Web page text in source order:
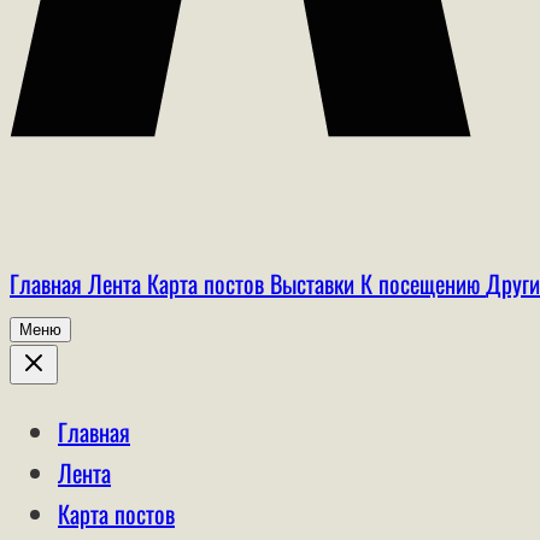
Главная Лента Карта постов Выставки К посещению
Меню
Главная
Лента
Карта постов